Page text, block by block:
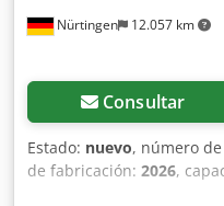
Nürtingen 12.057 km
Consultar
Estado: nuevo, número
de fabricación: 2026,
,